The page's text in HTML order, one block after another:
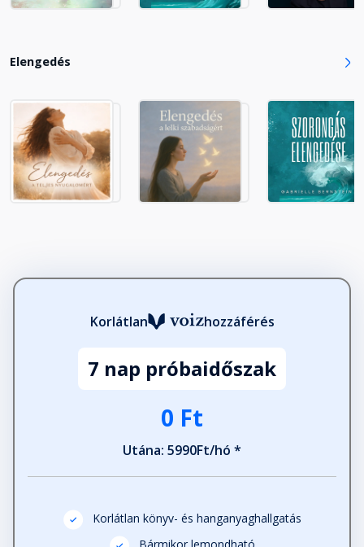
Elengedés
Korlátlan hozzáférés
7 nap próbaidőszak
0 Ft
Utána: 5990Ft/hó *
Korlátlan könyv- és hanganyaghallgatás